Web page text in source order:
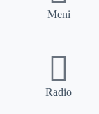
Meni
Radio